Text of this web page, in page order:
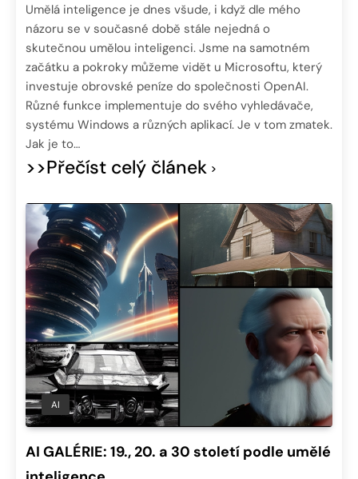
Umělá inteligence je dnes všude, i když dle mého
názoru se v současné době stále nejedná o
skutečnou umělou inteligenci. Jsme na samotném
začátku a pokroky můžeme vidět u Microsoftu, který
investuje obrovské peníze do společnosti OpenAI.
Různé funkce implementuje do svého vyhledávače,
systému Windows a různých aplikací. Je v tom zmatek.
Jak je to…
>>Přečíst celý článek
AI
AI GALÉRIE: 19., 20. a 30 století podle umělé